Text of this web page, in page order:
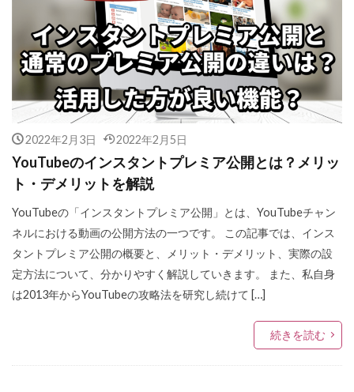
2022年2月3日 2022年2月5日
YouTubeのインスタントプレミア公開とは？メリッ
ト・デメリットを解説
YouTubeの「インスタントプレミア公開」とは、YouTubeチャン
ネルにおける動画の公開方法の一つです。 この記事では、インス
タントプレミア公開の概要と、メリット・デメリット、実際の設
定方法について、分かりやすく解説していきます。 また、私自身
は2013年からYouTubeの攻略法を研究し続けて […]
続きを読む